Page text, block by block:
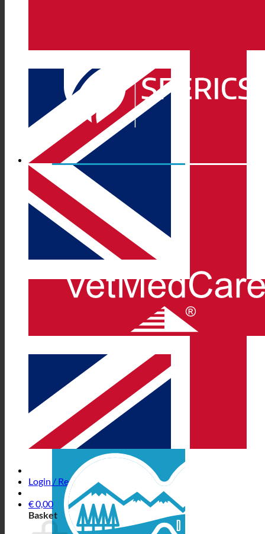
Login / Register
€0,00
Basket